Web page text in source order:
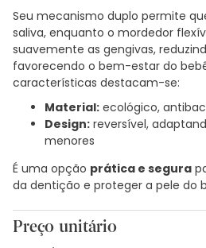
Seu mecanismo duplo permite
saliva, enquanto o mordedor
suavemente as gengivas,
favorecendo o bem-estar do
características destacam-se:
Material: ecológico,
Design: reversível,
menores
É uma opção prática e segura
da dentição e proteger a pele do
Preço unitário